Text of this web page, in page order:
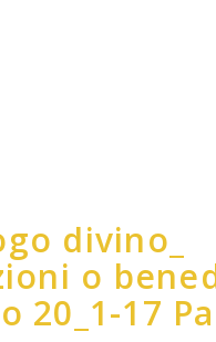
divino_
o
20_1-17